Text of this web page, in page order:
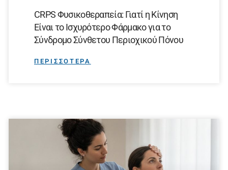
CRPS Φυσικοθεραπεία: Γιατί η Κίνηση
Είναι το Ισχυρότερο Φάρμακο για το
Σύνδρομο Σύνθετου Περιοχικού Πόνου
ΠΕΡΙΣΣΟΤΕΡΑ